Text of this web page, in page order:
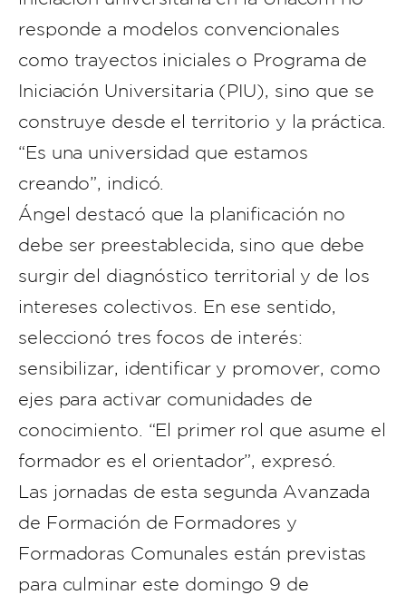
responde a modelos convencionales
como trayectos iniciales o Programa de
Iniciación Universitaria (PIU), sino que se
construye desde el territorio y la práctica.
“Es una universidad que estamos
creando”, indicó.
Ángel destacó que la planificación no
debe ser preestablecida, sino que debe
surgir del diagnóstico territorial y de los
intereses colectivos. En ese sentido,
seleccionó tres focos de interés:
sensibilizar, identificar y promover, como
ejes para activar comunidades de
conocimiento. “El primer rol que asume el
formador es el orientador”, expresó.
Las jornadas de esta segunda Avanzada
de Formación de Formadores y
Formadoras Comunales están previstas
para culminar este domingo 9 de